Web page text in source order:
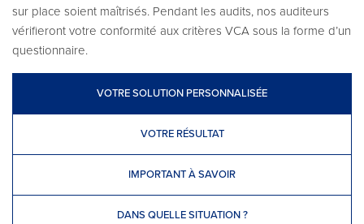
sur place soient maîtrisés. Pendant les audits, nos auditeurs
vérifieront votre conformité aux critères VCA sous la forme d’un
questionnaire.
VOTRE SOLUTION PERSONNALISÉE
VOTRE RÉSULTAT
IMPORTANT À SAVOIR
DANS QUELLE SITUATION ?